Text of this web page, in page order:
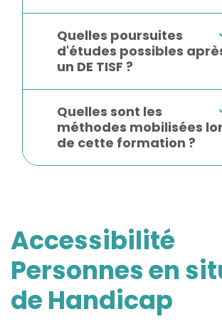
Quelles poursuites
d'études possibles
un DE TISF ?
Quelles sont les
méthodes mobilisées
de cette formation ?
Accessibilité
Personnes en
de Handicap